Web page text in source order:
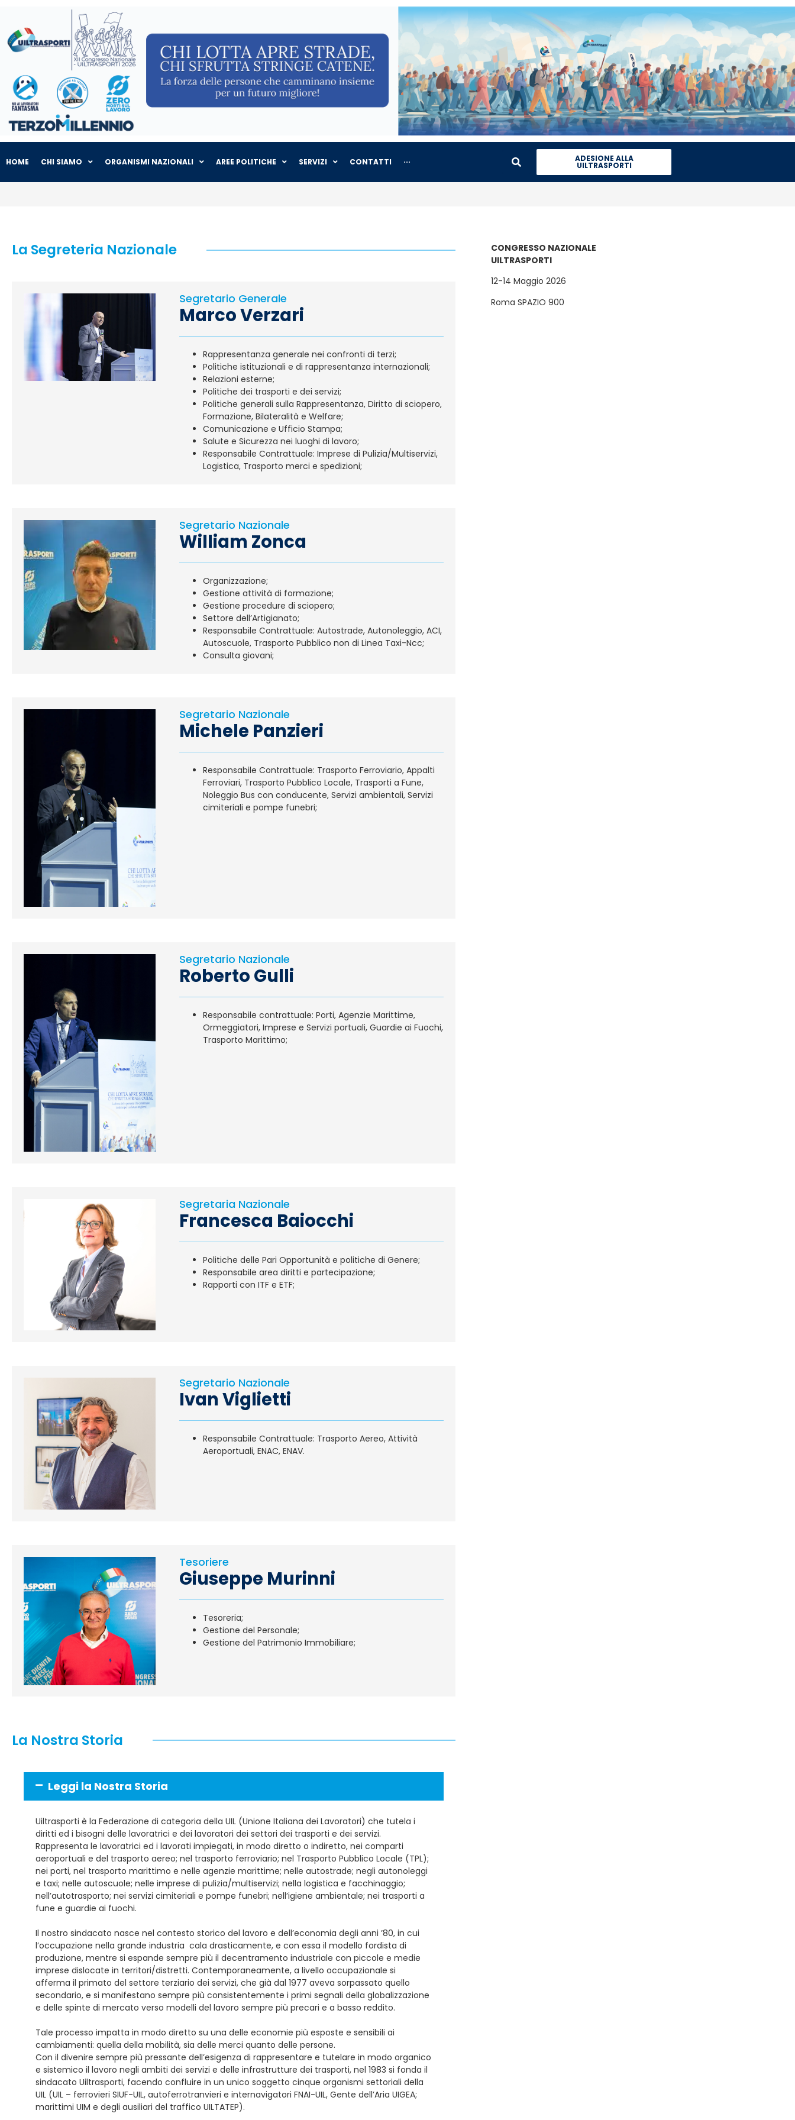
HOME CHI SIAMO ORGANISMI NAZIONALI AREE POLITICHE SERVIZI CONTATTI ··· ADESIONE ALLA
UILTRASPORTI
La Segreteria Nazionale
Segretario Generale
Marco Verzari
Rappresentanza generale nei confronti di terzi;
Politiche istituzionali e di rappresentanza internazionali;
Relazioni esterne;
Politiche dei trasporti e dei servizi;
Politiche generali sulla Rappresentanza, Diritto di sciopero,
Formazione, Bilateralità e Welfare;
Comunicazione e Ufficio Stampa;
Salute e Sicurezza nei luoghi di lavoro;
Responsabile Contrattuale: Imprese di Pulizia/Multiservizi,
Logistica, Trasporto merci e spedizioni;
Segretario Nazionale
William Zonca
Organizzazione;
Gestione attività di formazione;
Gestione procedure di sciopero;
Settore dell’Artigianato;
Responsabile Contrattuale: Autostrade, Autonoleggio, ACI,
Autoscuole, Trasporto Pubblico non di Linea Taxi-Ncc;
Consulta giovani;
Segretario Nazionale
Michele Panzieri
Responsabile Contrattuale: Trasporto Ferroviario, Appalti
Ferroviari, Trasporto Pubblico Locale, Trasporti a Fune,
Noleggio Bus con conducente, Servizi ambientali, Servizi
cimiteriali e pompe funebri;
Segretario Nazionale
Roberto Gulli
Responsabile contrattuale: Porti, Agenzie Marittime,
Ormeggiatori, Imprese e Servizi portuali, Guardie ai Fuochi,
Trasporto Marittimo;
Segretaria Nazionale
Francesca Baiocchi
Politiche delle Pari Opportunità e politiche di Genere;
Responsabile area diritti e partecipazione;
Rapporti con ITF e ETF;
Segretario Nazionale
Ivan Viglietti
Responsabile Contrattuale: Trasporto Aereo, Attività
Aeroportuali, ENAC, ENAV.
Tesoriere
Giuseppe Murinni
Tesoreria;
Gestione del Personale;
Gestione del Patrimonio Immobiliare;
La Nostra Storia
Leggi la Nostra Storia
Uiltrasporti è la Federazione di categoria della UIL (Unione Italiana dei Lavoratori) che tutela i
diritti ed i bisogni delle lavoratrici e dei lavoratori dei settori dei trasporti e dei servizi.
Rappresenta le lavoratrici ed i lavorati impiegati, in modo diretto o indiretto, nei comparti
aeroportuali e del trasporto aereo; nel trasporto ferroviario; nel Trasporto Pubblico Locale (TPL);
nei porti, nel trasporto marittimo e nelle agenzie marittime; nelle autostrade; negli autonoleggi
e taxi; nelle autoscuole; nelle imprese di pulizia/multiservizi; nella logistica e facchinaggio;
nell’autotrasporto; nei servizi cimiteriali e pompe funebri; nell’igiene ambientale; nei trasporti a
fune e guardie ai fuochi.
Il nostro sindacato nasce nel contesto storico del lavoro e dell’economia degli anni ’80, in cui
l’occupazione nella grande industria cala drasticamente, e con essa il modello fordista di
produzione, mentre si espande sempre più il decentramento industriale con piccole e medie
imprese dislocate in territori/distretti. Contemporaneamente, a livello occupazionale si
afferma il primato del settore terziario dei servizi, che già dal 1977 aveva sorpassato quello
secondario, e si manifestano sempre più consistentemente i primi segnali della globalizzazione
e delle spinte di mercato verso modelli del lavoro sempre più precari e a basso reddito.
Tale processo impatta in modo diretto su una delle economie più esposte e sensibili ai
cambiamenti: quella della mobilità, sia delle merci quanto delle persone.
Con il divenire sempre più pressante dell’esigenza di rappresentare e tutelare in modo organico
e sistemico il lavoro negli ambiti dei servizi e delle infrastrutture dei trasporti, nel 1983 si fonda il
sindacato Uiltrasporti, facendo confluire in un unico soggetto cinque organismi settoriali della
UIL (UIL – ferrovieri SIUF-UIL, autoferrotranvieri e internavigatori FNAI-UIL, Gente dell’Aria UIGEA;
marittimi UIM e degli ausiliari del traffico UILTATEP).
CONGRESSO NAZIONALE
UILTRASPORTI
12-14 Maggio 2026
Roma SPAZIO 900